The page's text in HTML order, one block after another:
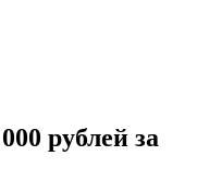
рублей за